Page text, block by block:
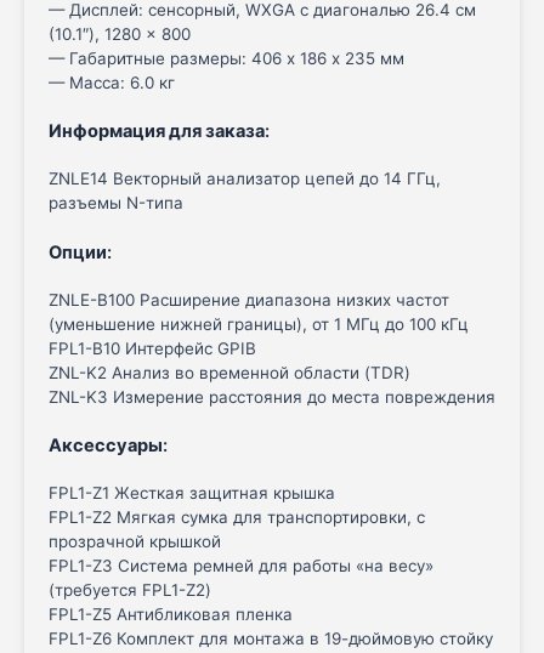
— Дисплей: сенсорный, WXGA с диагональю 26.4 см
(10.1″), 1280 × 800
— Габаритные размеры: 406 х 186 х 235 мм
— Масса: 6.0 кг
Информация для заказа:
ZNLE14 Векторный анализатор цепей до 14 ГГц,
разъемы N-типа
Опции:
ZNLE-B100 Расширение диапазона низких частот
(уменьшение нижней границы), от 1 МГц до 100 кГц
FPL1-B10 Интерфейс GPIB
ZNL-K2 Анализ во временной области (TDR)
ZNL-K3 Измерение расстояния до места повреждения
Аксессуары:
FPL1-Z1 Жесткая защитная крышка
FPL1-Z2 Мягкая сумка для транспортировки, с
прозрачной крышкой
FPL1-Z3 Система ремней для работы «на весу»
(требуется FPL1-Z2)
FPL1-Z5 Антибликовая пленка
FPL1-Z6 Комплект для монтажа в 19-дюймовую стойку